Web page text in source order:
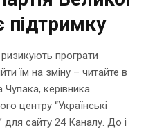
підтримку
програти
їм на зміну – читайте в
керівника
центру “Українські
для сайту 24 Каналу. До і